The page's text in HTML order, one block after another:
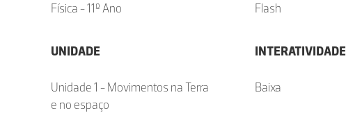
Física - 11º Ano
UNIDADE
Unidade 1 - Movimentos na Terra
e no espaço
Flash
INTERATIVIDADE
Baixa